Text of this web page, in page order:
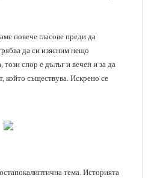
повече гласове преди да
да си изясним нещо
спор е дълъг и вечен и за да
който съществува. Искрено се
тема. Историята